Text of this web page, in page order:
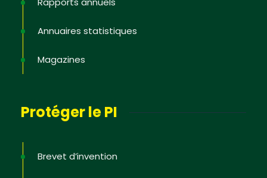
Annuaires statistiques
Magazines
Protéger le PI
Brevet d’invention